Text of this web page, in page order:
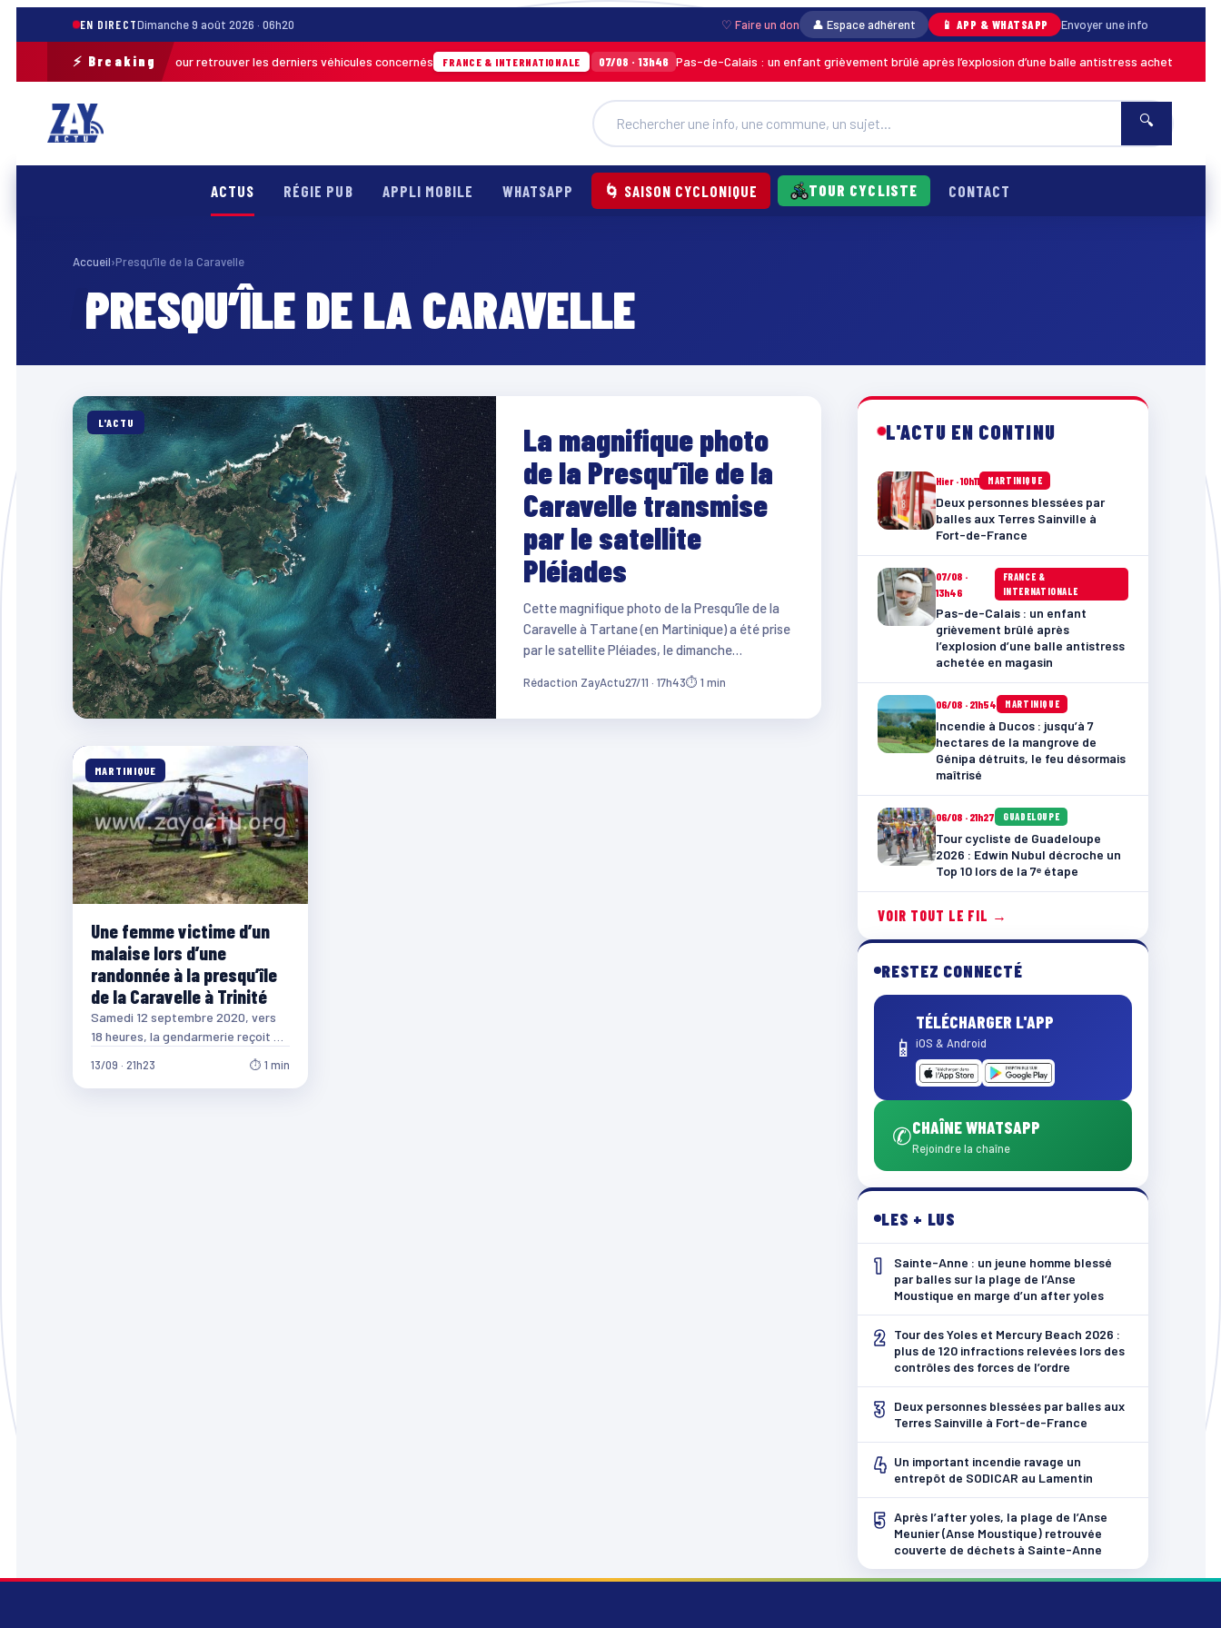
EN DIRECTDimanche 9 août 2026 · 06h20 ♡ Faire un don 👤 Espace adhérent 📱 APP & WHATSAPP Envoyer une info
⚡ Breaking
opération de terrain pour retrouver les derniers véhicules concernés FRANCE & INTERNATIONALE 07/08 · 13h46 Pas-de-Calais : un enfant grièvement brûlé après l’explosion d’une balle antistress achetée en
🔍
ACTUS RÉGIE PUB APPLI MOBILE WHATSAPP 🌀 SAISON CYCLONIQUE TOUR CYCLISTE CONTACT
Accueil›Presqu’île de la Caravelle
PRESQU’ÎLE DE LA CARAVELLE
L'ACTU
La magnifique photo
de la Presqu’île de la
Caravelle transmise
par le satellite
Pléiades
Cette magnifique photo de la Presqu’île de la
Caravelle à Tartane (en Martinique) a été prise
par le satellite Pléiades, le dimanche…
Rédaction ZayActu27/11 · 17h43⏱ 1 min
MARTINIQUE
Une femme victime d’un
malaise lors d’une
randonnée à la presqu’île
de la Caravelle à Trinité
Samedi 12 septembre 2020, vers
18 heures, la gendarmerie reçoit un
randonneurs (1…
13/09 · 21h23 ⏱ 1 min
L'ACTU EN CONTINU
Hier · 10h11 MARTINIQUE
Deux personnes blessées par
balles aux Terres Sainville à
Fort-de-France
07/08 ·
13h46
FRANCE &
INTERNATIONALE
Pas-de-Calais : un enfant
grièvement brûlé après
l’explosion d’une balle antistress
achetée en magasin
06/08 · 21h54 MARTINIQUE
Incendie à Ducos : jusqu’à 7
hectares de la mangrove de
Génipa détruits, le feu désormais
maîtrisé
06/08 · 21h27 GUADELOUPE
Tour cycliste de Guadeloupe
2026 : Edwin Nubul décroche un
Top 10 lors de la 7ᵉ étape
VOIR TOUT LE FIL →
RESTEZ CONNECTÉ
📱
TÉLÉCHARGER L'APP
iOS & Android
✆CHAÎNE WHATSAPP
Rejoindre la chaîne
LES + LUS
1
Sainte-Anne : un jeune homme blessé
par balles sur la plage de l’Anse
Moustique en marge d’un after yoles
2
Tour des Yoles et Mercury Beach 2026 :
plus de 120 infractions relevées lors des
contrôles des forces de l’ordre
3
Deux personnes blessées par balles aux
Terres Sainville à Fort-de-France
4 Un important incendie ravage un
entrepôt de SODICAR au Lamentin
5 Après l’after yoles, la plage de l’Anse
Meunier (Anse Moustique) retrouvée
couverte de déchets à Sainte-Anne